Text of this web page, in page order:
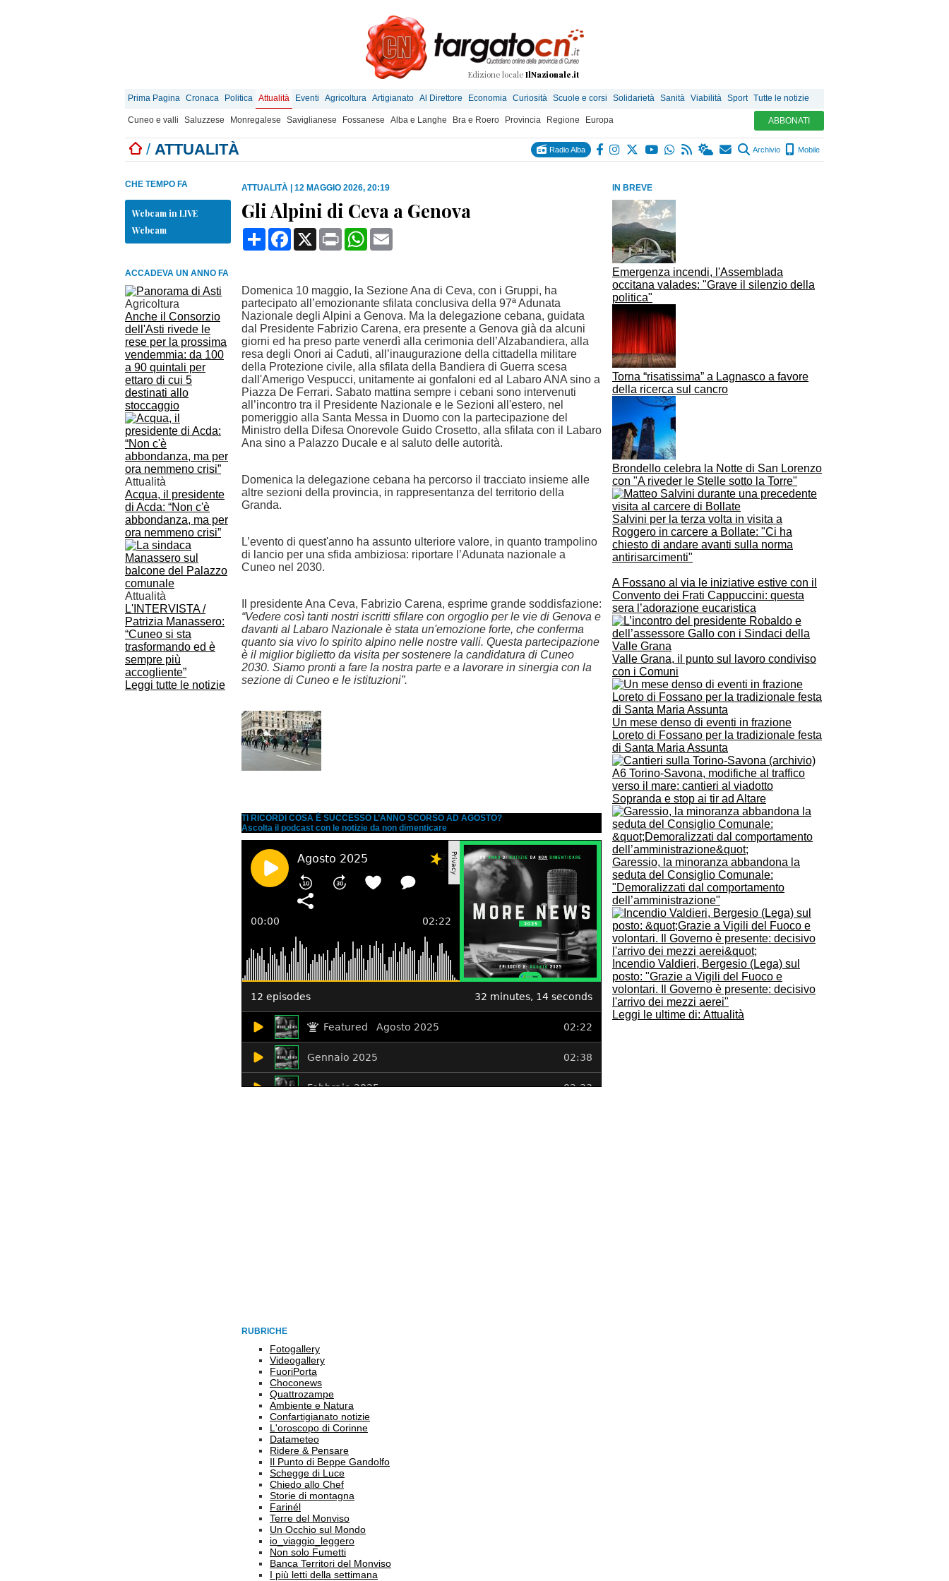
Edizione locale IlNazionale.it
Prima Pagina Cronaca Politica Attualità Eventi Agricoltura Artigianato Al Direttore Economia Curiosità Scuole e corsi Solidarietà Sanità Viabilità Sport Tutte le notizie
Cuneo e valli Saluzzese Monregalese Saviglianese Fossanese Alba e Langhe Bra e Roero Provincia Regione Europa ABBONATI
/ ATTUALITÀ Radio Alba Archivio Mobile
IN BREVE
Emergenza incendi, l'Assemblada
occitana valades: "Grave il silenzio della
politica"
Torna “risatissima” a Lagnasco a favore
della ricerca sul cancro
Brondello celebra la Notte di San Lorenzo
con "A riveder le Stelle sotto la Torre"
Salvini per la terza volta in visita a
Roggero in carcere a Bollate: "Ci ha
chiesto di andare avanti sulla norma
antirisarcimenti"
A Fossano al via le iniziative estive con il
Convento dei Frati Cappuccini: questa
sera l’adorazione eucaristica
Valle Grana, il punto sul lavoro condiviso
con i Comuni
Un mese denso di eventi in frazione
Loreto di Fossano per la tradizionale festa
di Santa Maria Assunta
A6 Torino-Savona, modifiche al traffico
verso il mare: cantieri al viadotto
Sopranda e stop ai tir ad Altare
Garessio, la minoranza abbandona la
seduta del Consiglio Comunale:
"Demoralizzati dal comportamento
dell’amministrazione"
Incendio Valdieri, Bergesio (Lega) sul
posto: "Grazie a Vigili del Fuoco e
volontari. Il Governo è presente: decisivo
l'arrivo dei mezzi aerei"
Leggi le ultime di: Attualità
CHE TEMPO FA
Webcam in LIVE
Webcam
ACCADEVA UN ANNO FA
Agricoltura
Anche il Consorzio
dell'Asti rivede le
rese per la prossima
vendemmia: da 100
a 90 quintali per
ettaro di cui 5
destinati allo
stoccaggio
Attualità
Acqua, il presidente
di Acda: “Non c'è
abbondanza, ma per
ora nemmeno crisi”
Attualità
L'INTERVISTA /
Patrizia Manassero:
“Cuneo si sta
trasformando ed è
sempre più
accogliente”
Leggi tutte le notizie
ATTUALITÀ 12 MAGGIO 2026, 20:19
Gli Alpini di Ceva a Genova
CondividiFacebook
X Print WhatsApp
Domenica 10 maggio, la Sezione Ana di Ceva, con i Gruppi, ha
partecipato all’emozionante sfilata conclusiva della 97ª Adunata
Nazionale degli Alpini a Genova. Ma la delegazione cebana, guidata
dal Presidente Fabrizio Carena, era presente a Genova già da alcuni
giorni ed ha preso parte venerdì alla cerimonia dell’Alzabandiera, alla
resa degli Onori ai Caduti, all’inaugurazione della cittadella militare
della Protezione civile, alla sfilata della Bandiera di Guerra scesa
dall'Amerigo Vespucci, unitamente ai gonfaloni ed al Labaro ANA sino a
Piazza De Ferrari. Sabato mattina sempre i cebani sono intervenuti
all’incontro tra il Presidente Nazionale e le Sezioni all'estero, nel
pomeriggio alla Santa Messa in Duomo con la partecipazione del
Ministro della Difesa Onorevole Guido Crosetto, alla sfilata con il Labaro
Ana sino a Palazzo Ducale e al saluto delle autorità.
Domenica la delegazione cebana ha percorso il tracciato insieme alle
altre sezioni della provincia, in rappresentanza del territorio della
Granda.
L’evento di quest'anno ha assunto ulteriore valore, in quanto trampolino
di lancio per una sfida ambiziosa: riportare l’Adunata nazionale a
Cuneo nel 2030.
Il presidente Ana Ceva, Fabrizio Carena, esprime grande soddisfazione:
“Vedere così tanti nostri iscritti sfilare con orgoglio per le vie di Genova e
davanti al Labaro Nazionale è stata un'emozione forte, che conferma
quanto sia vivo lo spirito alpino nelle nostre valli. Questa partecipazione
è il miglior biglietto da visita per sostenere la candidatura di Cuneo
2030. Siamo pronti a fare la nostra parte e a lavorare in sinergia con la
sezione di Cuneo e le istituzioni”.
TI RICORDI COSA È SUCCESSO L’ANNO SCORSO AD AGOSTO?
Ascolta il podcast con le notizie da non dimenticare
RUBRICHE
Fotogallery
Videogallery
FuoriPorta
Choconews
Quattrozampe
Ambiente e Natura
Confartigianato notizie
L'oroscopo di Corinne
Datameteo
Ridere & Pensare
Il Punto di Beppe Gandolfo
Schegge di Luce
Chiedo allo Chef
Storie di montagna
Farinél
Terre del Monviso
Un Occhio sul Mondo
io_viaggio_leggero
Non solo Fumetti
Banca Territori del Monviso
I più letti della settimana